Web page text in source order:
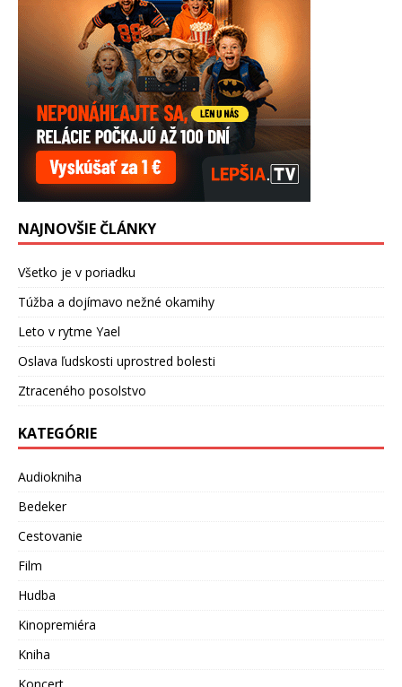
NAJNOVŠIE ČLÁNKY
Všetko je v poriadku
Túžba a dojímavo nežné okamihy
Leto v rytme Yael
Oslava ľudskosti uprostred bolesti
Ztraceného posolstvo
KATEGÓRIE
Audiokniha
Bedeker
Cestovanie
Film
Hudba
Kinopremiéra
Kniha
Koncert